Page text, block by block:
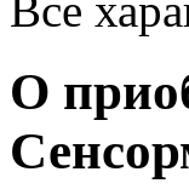
Все
О